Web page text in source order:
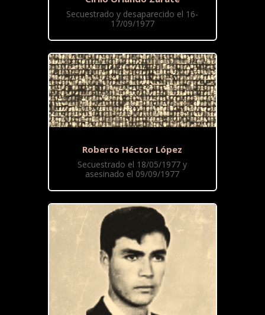
Secuestrado y desaparecido el 16-
17/09/1977
Roberto Héctor López
Secuestrado el 18/05/1977 y
asesinado el 09/09/1977